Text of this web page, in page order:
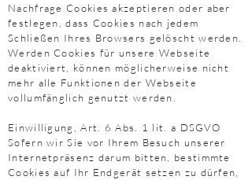
Nachfrage Cookies akzeptieren oder aber
festlegen, dass Cookies nach jedem
Schließen Ihres Browsers gelöscht werden.
Werden Cookies für unsere Webseite
deaktiviert, können möglicherweise nicht
mehr alle Funktionen der Webseite
vollumfänglich genutzt werden.
Einwilligung, Art. 6 Abs. 1 lit. a DSGVO
Sofern wir Sie vor Ihrem Besuch unserer
Internetpräsenz darum bitten, bestimmte
Cookies auf Ihr Endgerät setzen zu dürfen,